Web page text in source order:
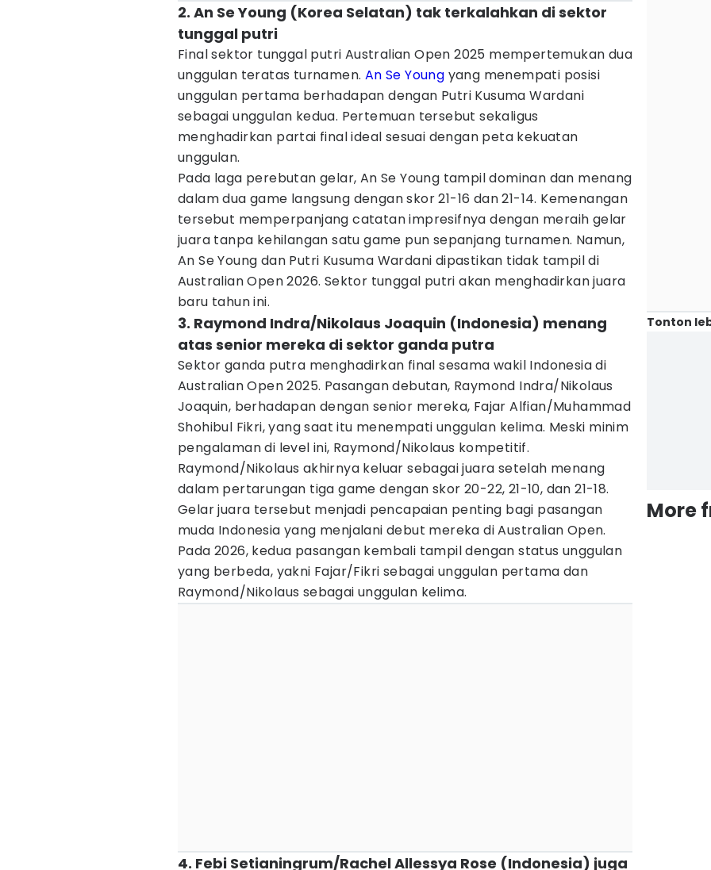
2. An Se Young (Korea Selatan) tak terkalahkan di sektor
tunggal putri
Final sektor tunggal putri Australian Open 2025 mempertemukan dua
unggulan teratas turnamen. An Se Young yang menempati posisi
unggulan pertama berhadapan dengan Putri Kusuma Wardani
sebagai unggulan kedua. Pertemuan tersebut sekaligus
menghadirkan partai final ideal sesuai dengan peta kekuatan
unggulan.
Pada laga perebutan gelar, An Se Young tampil dominan dan menang
dalam dua game langsung dengan skor 21-16 dan 21-14. Kemenangan
tersebut memperpanjang catatan impresifnya dengan meraih gelar
juara tanpa kehilangan satu game pun sepanjang turnamen. Namun,
An Se Young dan Putri Kusuma Wardani dipastikan tidak tampil di
Australian Open 2026. Sektor tunggal putri akan menghadirkan juara
baru tahun ini.
3. Raymond Indra/Nikolaus Joaquin (Indonesia) menang
atas senior mereka di sektor ganda putra
Sektor ganda putra menghadirkan final sesama wakil Indonesia di
Australian Open 2025. Pasangan debutan, Raymond Indra/Nikolaus
Joaquin, berhadapan dengan senior mereka, Fajar Alfian/Muhammad
Shohibul Fikri, yang saat itu menempati unggulan kelima. Meski minim
pengalaman di level ini, Raymond/Nikolaus kompetitif.
Raymond/Nikolaus akhirnya keluar sebagai juara setelah menang
dalam pertarungan tiga game dengan skor 20-22, 21-10, dan 21-18.
Gelar juara tersebut menjadi pencapaian penting bagi pasangan
muda Indonesia yang menjalani debut mereka di Australian Open.
Pada 2026, kedua pasangan kembali tampil dengan status unggulan
yang berbeda, yakni Fajar/Fikri sebagai unggulan pertama dan
Raymond/Nikolaus sebagai unggulan kelima.
4. Febi Setianingrum/Rachel Allessya Rose (Indonesia) juga
Tonton
More